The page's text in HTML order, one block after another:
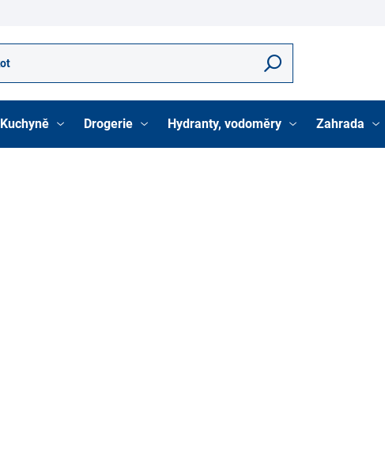
Hledat
Kuchyně Drogerie Hydranty, vodoměry Zahrada